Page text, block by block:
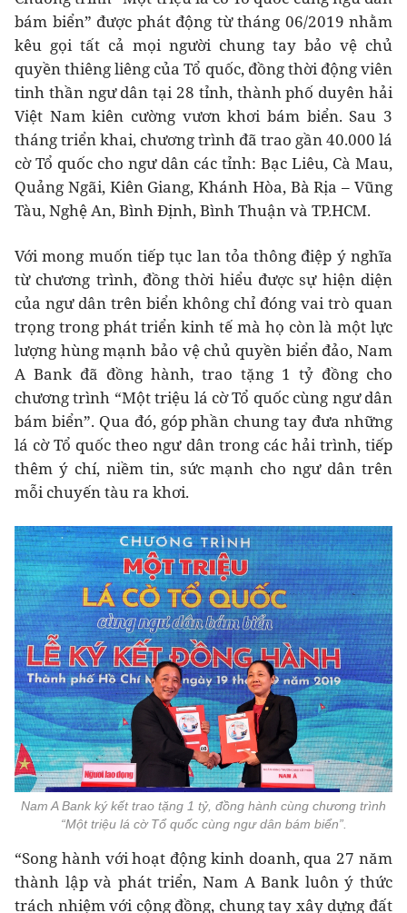
bám biển” được phát động từ tháng 06/2019 nhằm
kêu gọi tất cả mọi người chung tay bảo vệ chủ
quyền thiêng liêng của Tổ quốc, đồng thời động viên
tinh thần ngư dân tại 28 tỉnh, thành phố duyên hải
Việt Nam kiên cường vươn khơi bám biển. Sau 3
tháng triển khai, chương trình đã trao gần 40.000 lá
cờ Tổ quốc cho ngư dân các tỉnh: Bạc Liêu, Cà Mau,
Quảng Ngãi, Kiên Giang, Khánh Hòa, Bà Rịa – Vũng
Tàu, Nghệ An, Bình Định, Bình Thuận và TP.HCM.
Với mong muốn tiếp tục lan tỏa thông điệp ý nghĩa
từ chương trình, đồng thời hiểu được sự hiện diện
của ngư dân trên biển không chỉ đóng vai trò quan
trọng trong phát triển kinh tế mà họ còn là một lực
lượng hùng mạnh bảo vệ chủ quyền biển đảo, Nam
A Bank đã đồng hành, trao tặng 1 tỷ đồng cho
chương trình “Một triệu lá cờ Tổ quốc cùng ngư dân
bám biển”. Qua đó, góp phần chung tay đưa những
lá cờ Tổ quốc theo ngư dân trong các hải trình, tiếp
thêm ý chí, niềm tin, sức mạnh cho ngư dân trên
mỗi chuyến tàu ra khơi.
Nam A Bank ký kết trao tặng 1 tỷ, đồng hành cùng chương trình
“Một triệu lá cờ Tổ quốc cùng ngư dân bám biển”.
“Song hành với hoạt động kinh doanh, qua 27 năm
thành lập và phát triển, Nam A Bank luôn ý thức
trách nhiệm với cộng đồng, chung tay xây dựng đất